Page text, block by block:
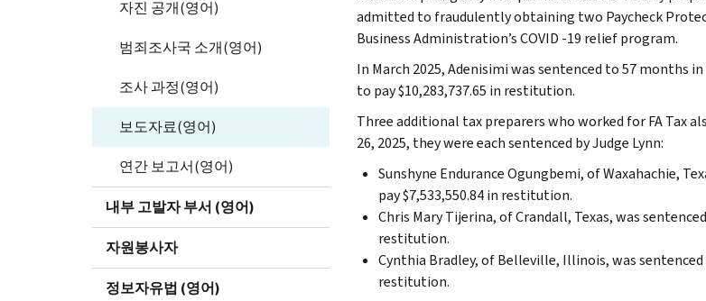
자진 공개(영어)
범죄조사국 소개(영어)
조사 과정(영어)
보도자료(영어)
연간 보고서(영어)
내부 고발자 부서 (영어)
자원봉사자
정보자유법 (영어)
admitted to fraudulently obtaining two Paycheck
Business Administration’s COVID -19 relief program.
In March 2025, Adenisimi was sentenced to 57 months
to pay $10,283,737.65 in restitution.
Three additional tax preparers who worked for FA Tax
26, 2025, they were each sentenced by Judge Lynn:
Sunshyne Endurance Ogungbemi, of Waxahachie,
pay $7,533,550.84 in restitution.
Chris Mary Tijerina, of Crandall, Texas, was
restitution.
Cynthia Bradley, of Belleville, Illinois, was
restitution.